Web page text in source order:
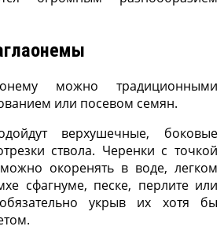
можно традиционными
или посевом семян.
верхушечные, боковые
ствола. Черенки с точкой
окоренять в воде, легком
сфагнуме, песке, перлите или
укрыв их хотя бы